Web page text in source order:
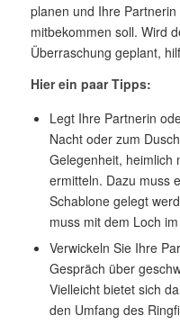
planen und Ihre
mitbekommen soll. Wird
Überraschung geplant,
Hier ein paar Tipps:
Legt Ihre Partnerin
Nacht oder zum
Gelegenheit, heimlich
ermitteln. Dazu muss
Schablone gelegt
muss mit dem Loch
Verwickeln Sie Ihre
Gespräch über
Vielleicht bietet sich
den Umfang des